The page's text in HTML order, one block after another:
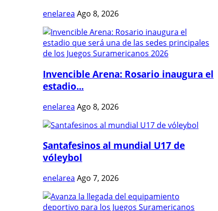
enelarea Ago 8, 2026
Invencible Arena: Rosario inaugura el
estadio...
enelarea Ago 8, 2026
Santafesinos al mundial U17 de
vóleybol
enelarea Ago 7, 2026